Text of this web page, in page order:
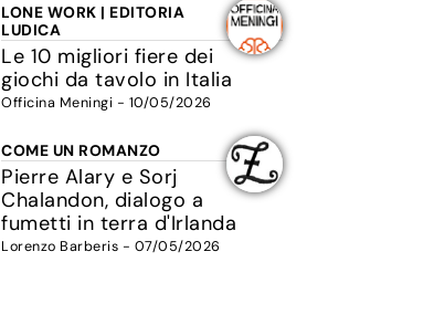
LONE WORK | EDITORIA
LUDICA
Le 10 migliori fiere dei
giochi da tavolo in Italia
Officina Meningi - 10/05/2026
COME UN ROMANZO
Pierre Alary e Sorj
Chalandon, dialogo a
fumetti in terra d'Irlanda
Lorenzo Barberis - 07/05/2026